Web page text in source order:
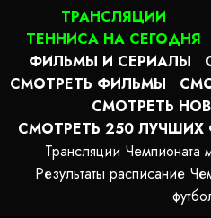
ТРАНСЛЯЦИИ
ТЕННИСА НА СЕГОДНЯ
ФИЛЬМЫ И СЕРИАЛЫ
СМОТРЕТЬ ФИЛЬМЫ
СМОТРЕТЬ
СМОТРЕТЬ 250
Трансляции Чемпионата
Результаты расписание